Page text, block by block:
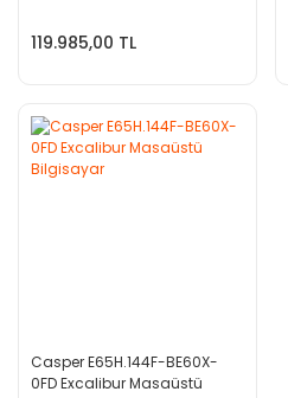
119.985,00 TL
Casper E65H.144F-BE60X-
0FD Excalibur Masaüstü